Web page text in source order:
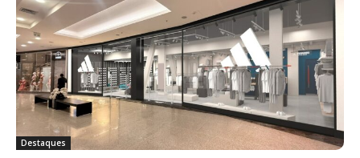
Destaques